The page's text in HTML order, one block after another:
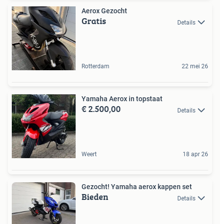
Aerox Gezocht
Gratis Details
Rotterdam 22 mei 26
Yamaha Aerox in topstaat
€ 2.500,00 Details
Weert 18 apr 26
Gezocht! Yamaha aerox kappen set
Bieden Details